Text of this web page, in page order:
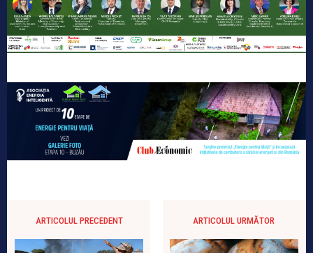
ARTICOLUL PRECEDENT ARTICOLUL URMĂTOR